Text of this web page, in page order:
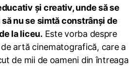
și creativ, unde să se
nu se simtă constrânși de
la liceu. Este vorba despre
artă cinematografică, care a
de mii de oameni din întreaga